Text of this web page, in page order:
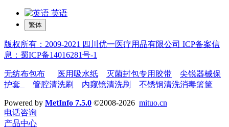
英语
繁体
版权所有：2009-2021 四川优一医疗用品有限公司 ICP备案信
息：蜀ICP备14016281号-1
无纺布包布 医用吸水纸 灭菌封包专用胶带
尖锐器械保
护套
管腔清洗刷 内窥镜清洗刷 不锈钢清洗消毒篮筐
Powered by MetInfo 7.5.0 ©2008-2026 mituo.cn
电话咨询
产品中心